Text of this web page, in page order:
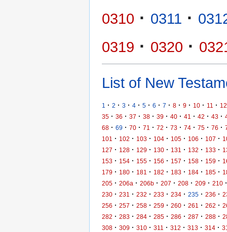
0310 · 0311 ·
0319 · 0320 ·
List of New
1 · 2 · 3 · 4 · 5 · 6 · 7 · 8 · 9 · 10 · 11 · 12
35 · 36 · 37 · 38 · 39 · 40 · 41 · 42 · 43 ·
68 · 69 · 70 · 71 · 72 · 73 · 74 · 75 · 76 ·
101
· 102 · 103 · 104 · 105 · 106 · 107 ·
127 · 128 · 129 · 130 · 131 · 132 · 133 ·
153 · 154 · 155 · 156 · 157 · 158 · 159 ·
179 · 180 · 181 · 182 · 183 · 184 · 185 ·
205 · 206a · 206b · 207 · 208 · 209 · 210 ·
230 · 231 · 232 · 233 · 234 · 235 · 236 ·
256 · 257 · 258 · 259 · 260 · 261 · 262 ·
282 · 283 · 284 · 285 · 286 · 287 · 288 ·
308 · 309 · 310 · 311 · 312 · 313 · 314 ·